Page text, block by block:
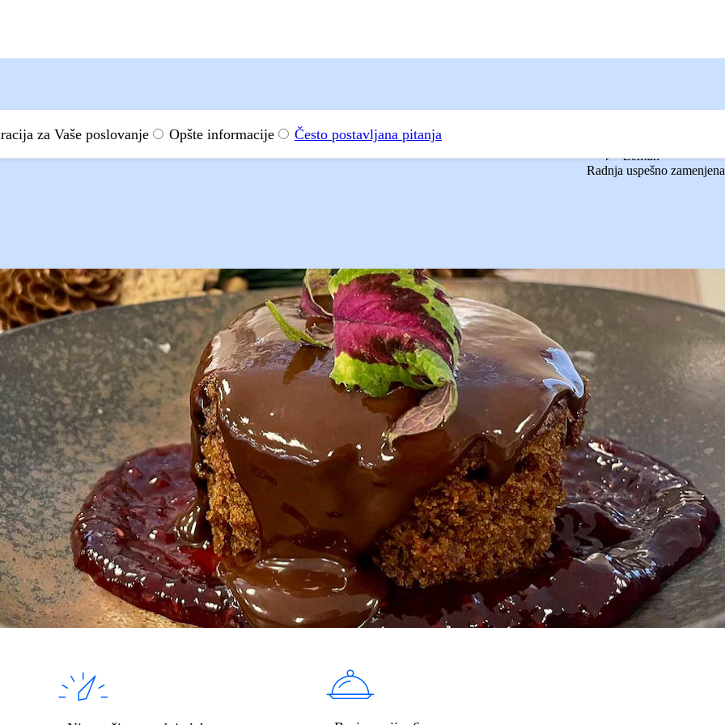
Zemun
Radnja uspešno zamenjena
za Vaše poslovanje Opšte informacije Često postavljana pitanja